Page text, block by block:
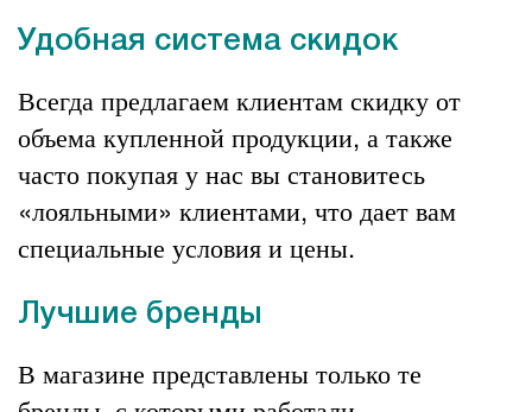
Удобная система скидок
Всегда предлагаем клиентам скидку от
объема купленной продукции, а также
часто покупая у нас вы становитесь
«лояльными» клиентами, что дает вам
специальные условия и цены.
Лучшие бренды
В магазине представлены только те